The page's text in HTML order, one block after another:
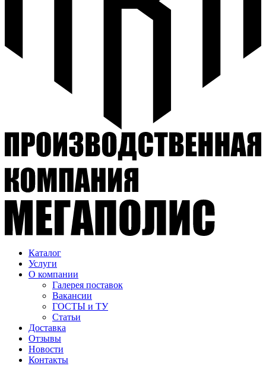
Каталог
Услуги
О компании
Галерея поставок
Вакансии
ГОСТЫ и ТУ
Статьи
Доставка
Отзывы
Новости
Контакты